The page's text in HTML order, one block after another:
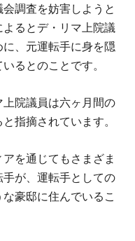
調査を妨害しようと
るとデ・リマ上院議
、元運転手に身を隠
るとのことです。
院議員は六ヶ月間の
指摘されています。
を通じてもさまざま
が、運転手としての
豪邸に住んでいるこ